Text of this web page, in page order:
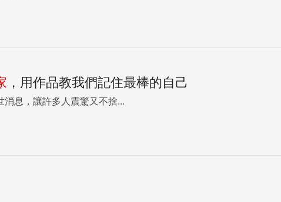
，用作品教我們記住最棒的自己
息，讓許多人震驚又不捨...